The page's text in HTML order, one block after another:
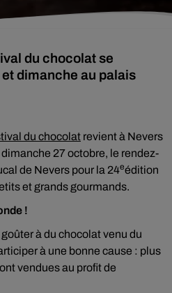
du chocolat se
dimanche au palais
du chocolat revient à Nevers
27 octobre, le rendez-
de Nevers pour la 24eédition
et grands gourmands.
!
à du chocolat venu du
à une bonne cause : plus
vendues au profit de